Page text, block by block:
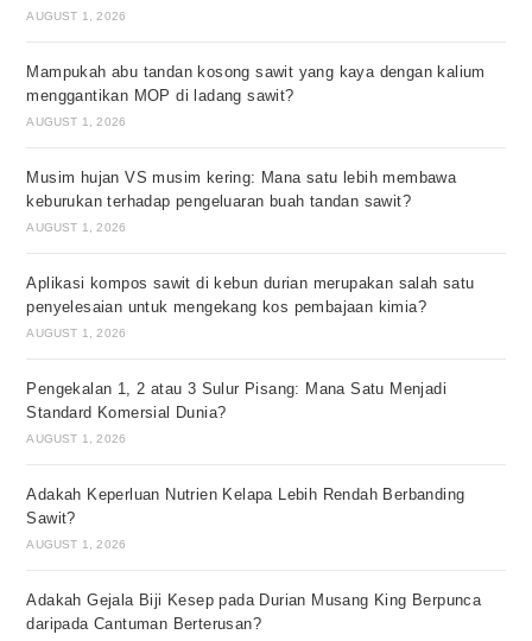
AUGUST 1, 2026
Mampukah abu tandan kosong sawit yang kaya dengan kalium
menggantikan MOP di ladang sawit?
AUGUST 1, 2026
Musim hujan VS musim kering: Mana satu lebih membawa
keburukan terhadap pengeluaran buah tandan sawit?
AUGUST 1, 2026
Aplikasi kompos sawit di kebun durian merupakan salah satu
penyelesaian untuk mengekang kos pembajaan kimia?
AUGUST 1, 2026
Pengekalan 1, 2 atau 3 Sulur Pisang: Mana Satu Menjadi
Standard Komersial Dunia?
AUGUST 1, 2026
Adakah Keperluan Nutrien Kelapa Lebih Rendah Berbanding
Sawit?
AUGUST 1, 2026
Adakah Gejala Biji Kesep pada Durian Musang King Berpunca
daripada Cantuman Berterusan?